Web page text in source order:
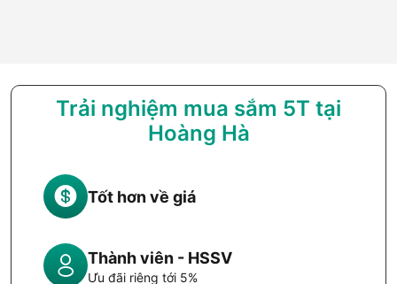
Trải nghiệm mua sắm 5T tại
Hoàng Hà
Tốt hơn về giá
Thành viên - HSSV
Ưu đãi riêng tới 5%